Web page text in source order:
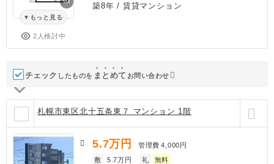
もっと見る
2人検討中
築8年 / 賃貸マンション
チェック したものを ま と めて お問い合わせ
札幌市東区北十五条東７ マンション 1階
5.7万円 管理費 4,000円
敷
5.7万円 礼 無料